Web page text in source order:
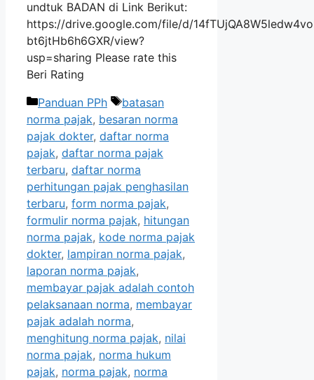
undtuk BADAN di Link Berikut:
https://drive.google.com/file/d/
bt6jtHb6h6GXR/view?
usp=sharing Please rate this
Beri Rating
Kategori
Panduan PPh Tag
batasan
norma pajak, besaran norma
pajak dokter, daftar norma
pajak, daftar norma pajak
terbaru, daftar norma
perhitungan pajak penghasilan
terbaru, form norma pajak,
formulir norma pajak, hitungan
norma pajak, kode norma pajak
dokter, lampiran norma pajak,
laporan norma pajak,
membayar pajak adalah contoh
pelaksanaan norma, membayar
pajak adalah norma,
menghitung norma pajak, nilai
norma pajak, norma hukum
pajak, norma pajak, norma